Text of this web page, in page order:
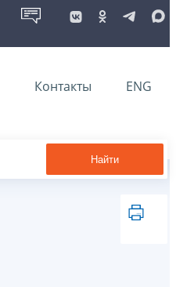
Контакты ENG
Найти